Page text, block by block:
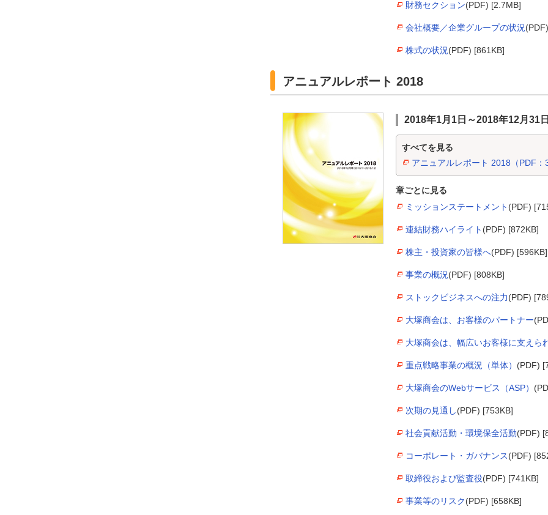
財務セクション(PDF) [2.7MB]
会社概要／企業グループの状況
株式の状況(PDF) [861KB]
アニュアルレポート 2018
2018年1月1日～2018年12月31日
すべてを見る
アニュアルレポート 2018（PDF：
章ごとに見る
ミッションステートメント (PDF)
連結財務ハイライト (PDF) [872KB]
株主・投資家の皆様へ(PDF) [596KB]
事業の概況(PDF) [808KB]
ストックビジネスへの注力(PDF)
大塚商会は、お客様のパートナー
大塚商会は、幅広いお客様に支えら
重点戦略事業の概況（単体） (PDF)
大塚商会のWebサービス（ASP）
次期の見通し(PDF) [753KB]
社会貢献活動・環境保全活動(PDF)
コーポレート・ガバナンス(PDF)
取締役および監査役(PDF) [741KB]
事業等のリスク(PDF) [658KB]